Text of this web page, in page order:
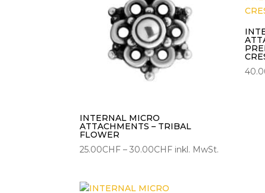
INTERNAL MICRO
ATTACHMENTS – TRIBAL
FLOWER
25.00CHF –30.00CHFPreisspanne:
inkl. MwSt.